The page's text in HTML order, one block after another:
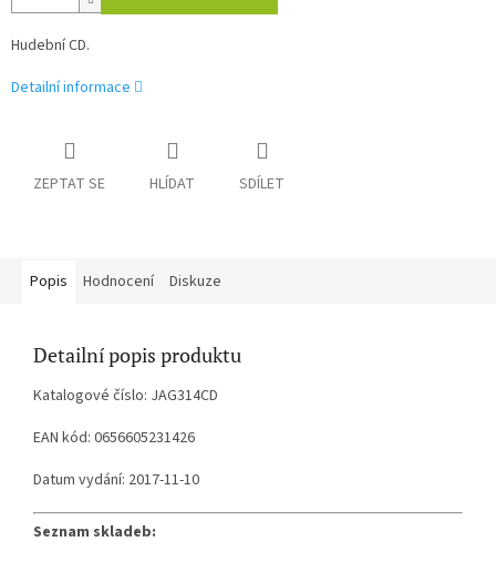
Hudební CD.
Detailní informace
ZEPTAT SE HLÍDAT SDÍLET
Popis Hodnocení Diskuze
Detailní popis produktu
Katalogové číslo: JAG314CD
EAN kód: 0656605231426
Datum vydání: 2017-11-10
Seznam skladeb: